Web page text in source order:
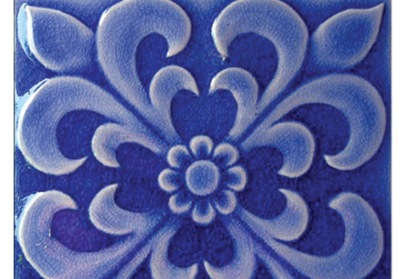
Mã giảm giá:
Ngày hết hạn: